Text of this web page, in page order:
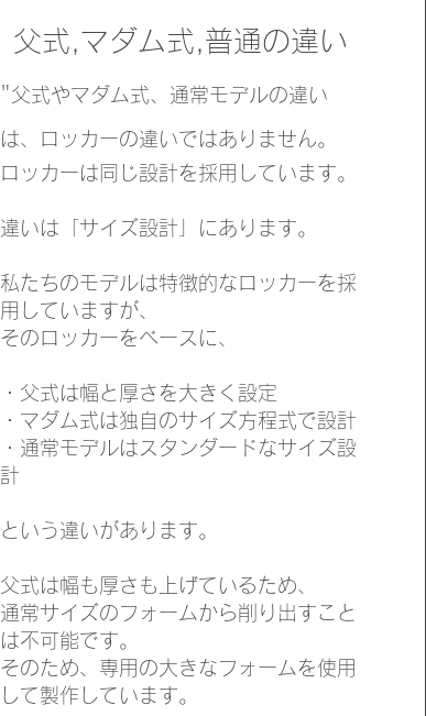
父式,マダム式,普通の違い
​"父式やマダム式、通常モデルの違い
は、ロッカーの違いではありません。
ロッカーは同じ設計を採用しています。
違いは「サイズ設計」にあります。
私たちのモデルは特徴的なロッカーを採
用していますが、
そのロッカーをベースに、
・父式は幅と厚さを大きく設定
・マダム式は独自のサイズ方程式で設計
・通常モデルはスタンダードなサイズ設
計
という違いがあります。
父式は幅も厚さも上げているため、
通常サイズのフォームから削り出すこと
は不可能です。
そのため、専用の大きなフォームを使用
して製作しています。